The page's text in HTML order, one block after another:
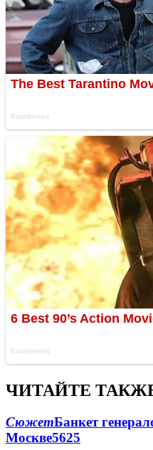
ЧИТАЙТЕ
СюжетБанкет
Москве5625